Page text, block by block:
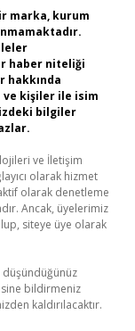
marka, kurum
haber niteliği
hakkında
ve kişiler ile isim
bilgiler
ve İletişim
olarak hizmet
olarak denetleme
Ancak, üyelerimiz
siteye üye olarak
düşündüğünüz
bildirmeniz
kaldırılacaktır.